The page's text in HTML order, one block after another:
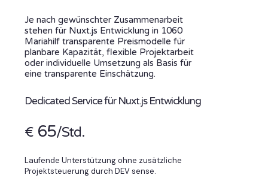
Je nach gewünschter Zusammenarbeit
stehen für Nuxt.js Entwicklung in 1060
Mariahilf transparente Preismodelle für
planbare Kapazität, flexible Projektarbeit
oder individuelle Umsetzung als Basis für
eine transparente Einschätzung.
Dedicated Service für Nuxt.js Entwicklung
€ 65/Std.
Laufende Unterstützung ohne zusätzliche
Projektsteuerung durch DEV sense.